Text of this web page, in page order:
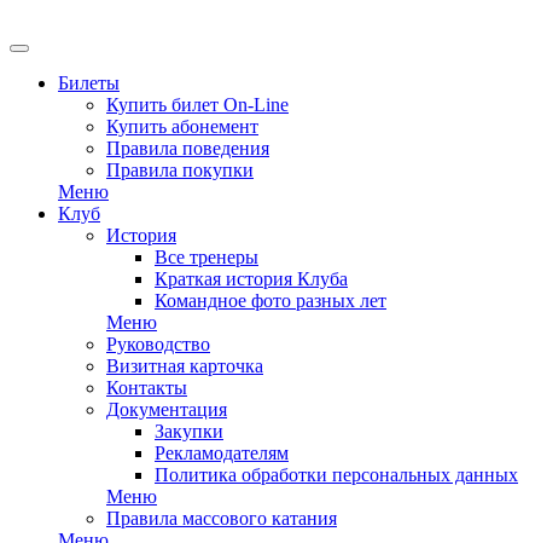
Билеты
Купить билет On-Line
Купить абонемент
Правила поведения
Правила покупки
Меню
Клуб
История
Все тренеры
Краткая история Клуба
Командное фото разных лет
Меню
Руководство
Визитная карточка
Контакты
Документация
Закупки
Рекламодателям
Политика обработки персональных данных
Меню
Правила массового катания